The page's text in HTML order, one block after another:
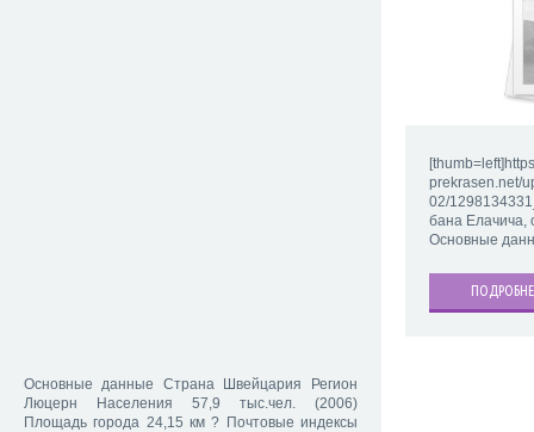
Основные данные Страна Швейцария Регион
Люцерн Населения 57,9 тыс.чел. (2006)
Площадь города 24,15 км ? Почтовые индексы
prekrasen.net/
02/
бана Елачича,
Основные